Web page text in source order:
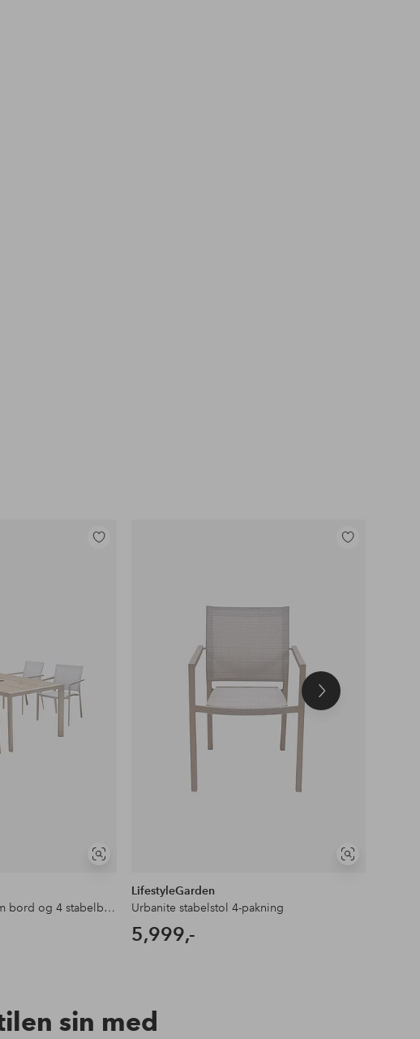
Vis
Urbanite sett m. 160 cm bord og 4 stabelbare lenestoler
Vis
LifestyleGarden
Urbanite stabelstol 4-pakning
5,999,-
Neste
produkt
sin med